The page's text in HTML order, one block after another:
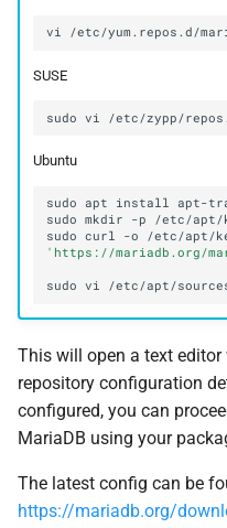
vi
SUSE
sudo vi
Ubuntu
sudo apt install apt-
sudo mkdir -p
sudo curl -o
/etc/apt/
'https://mariadb.org/
sudo vi
This will open a text
repository configuration
configured, you can
MariaDB using your
The latest config can be
https://mariadb.org/